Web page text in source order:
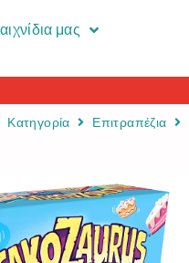
μας
Κατηγορία Επιτραπέζια